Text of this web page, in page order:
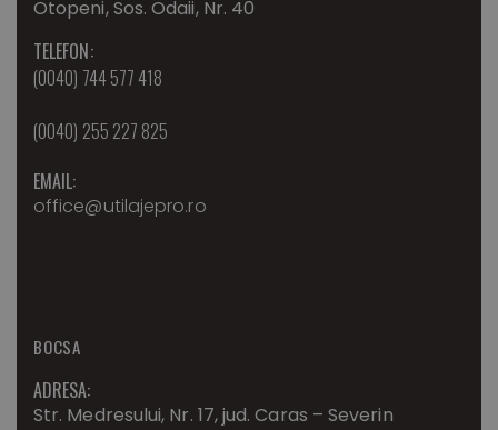
Otopeni, Sos. Odaii, Nr. 40
TELEFON:
(0040) 744 577 418
(0040) 255 227 825
EMAIL:
office@utilajepro.ro
BOCSA
ADRESA:
Str. Medresului, Nr. 17, jud. Caras – Severin